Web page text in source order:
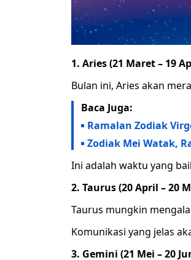
1. Aries (21 Maret – 19
Bulan ini, Aries akan
Baca Juga:
Ramalan Zodiak
Zodiak Mei Watak,
Ini adalah waktu yang
2. Taurus (20 April – 20
Taurus mungkin
Komunikasi yang jelas
3. Gemini (21 Mei – 20